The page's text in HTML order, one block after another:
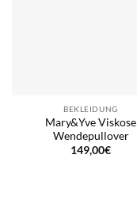
BEKLEIDUNG
Mary&Yve Viskose
Wendepullover
149,00€